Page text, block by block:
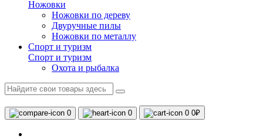
Ножовки
Ножовки по дереву
Двуручные пилы
Ножовки по металлу
Спорт и туризм
Спорт и туризм
Охота и рыбалка
0 0 0 0₽